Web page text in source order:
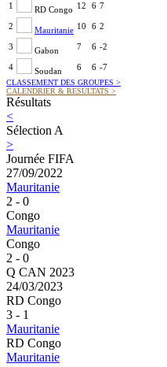
1
RD Congo 12 6 7
2 Mauritanie 10 6 2
3 Gabon 7 6 -2
4 Soudan 6 6 -7
CLASSEMENT DES GROUPES >
CALENDRIER & RÉSULTATS >
Résultats
<
Sélection A
>
Journée FIFA
27/09/2022
Mauritanie
2 - 0
Congo
Mauritanie
Congo
2 - 0
Q CAN 2023
24/03/2023
RD Congo
3 - 1
Mauritanie
RD Congo
Mauritanie